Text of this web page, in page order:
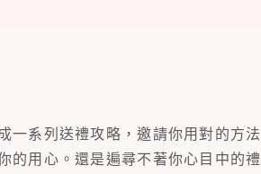
一系列送禮攻略，邀請你用對的方法
的用心。還是遍尋不著你心目中的禮